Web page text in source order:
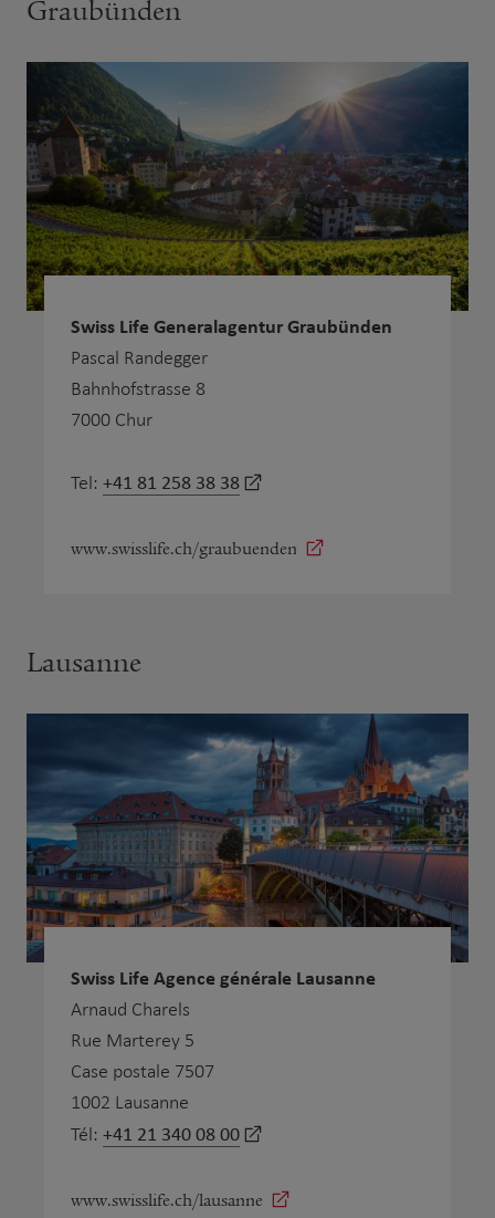
Graubünden
Swiss Life Generalagentur Graubünden
Pascal Randegger
Bahnhofstrasse 8
7000 Chur
Tel: +41 81 258 38 38
www.swisslife.ch/graubuenden
Lausanne
Swiss Life Agence générale Lausanne
Arnaud Charels
Rue Marterey 5
Case postale 7507
1002 Lausanne
Tél: +41 21 340 08 00
www.swisslife.ch/lausanne